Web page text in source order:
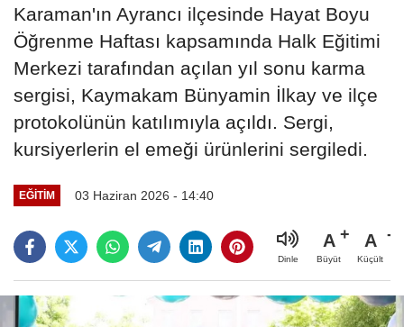
Karaman'ın Ayrancı ilçesinde Hayat Boyu
Öğrenme Haftası kapsamında Halk Eğitimi
Merkezi tarafından açılan yıl sonu karma
sergisi, Kaymakam Bünyamin İlkay ve ilçe
protokolünün katılımıyla açıldı. Sergi,
kursiyerlerin el emeği ürünlerini sergiledi.
EĞITIM 03 Haziran 2026 - 14:40
Dinle
A
Büyüt
A
Küçült